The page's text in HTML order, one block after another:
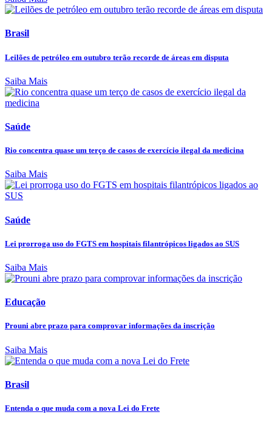
Brasil
Leilões de petróleo em outubro terão recorde de áreas em disputa
Saiba Mais
Saúde
Rio concentra quase um terço de casos de exercício ilegal da medicina
Saiba Mais
Saúde
Lei prorroga uso do FGTS em hospitais filantrópicos ligados ao SUS
Saiba Mais
Educação
Prouni abre prazo para comprovar informações da inscrição
Saiba Mais
Brasil
Entenda o que muda com a nova Lei do Frete